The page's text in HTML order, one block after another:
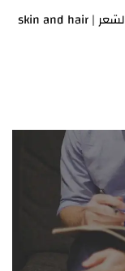
دبلومة العناية بالبشرة والشعر | skin and hair